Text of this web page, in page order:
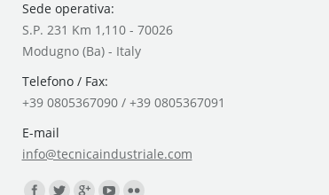
Sede operativa:
S.P. 231 Km 1,110 - 70026
Modugno (Ba) - Italy
Telefono / Fax:
+39 0805367090 / +39 0805367091
E-mail
info@tecnicaindustriale.com
Find us on: